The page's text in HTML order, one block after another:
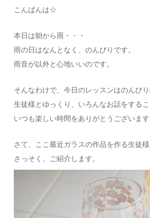
こんばんは☆
本日は朝から雨・・・
雨の日はなんとなく、のんびりです。
雨音が以外と心地いいのです。
そんなわけで、今日のレッスンはのんび
生徒様とゆっくり、いろんなお話をする
いつも楽しい時間をありがとうございます
さて、ここ最近ガラスの作品を作る生徒様
さっそく、ご紹介します。